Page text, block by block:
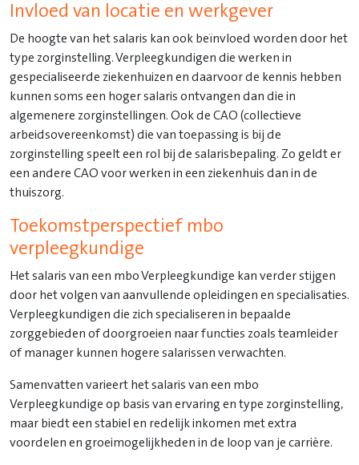
Invloed van locatie en werkgever
De hoogte van het salaris kan ook beïnvloed worden door het
type zorginstelling. Verpleegkundigen die werken in
gespecialiseerde ziekenhuizen en daarvoor de kennis hebben
kunnen soms een hoger salaris ontvangen dan die in
algemenere zorginstellingen. Ook de CAO (collectieve
arbeidsovereenkomst) die van toepassing is bij de
zorginstelling speelt een rol bij de salarisbepaling. Zo geldt er
een andere CAO voor werken in een ziekenhuis dan in de
thuiszorg.
Toekomstperspectief mbo
verpleegkundige
Het salaris van een mbo Verpleegkundige kan verder stijgen
door het volgen van aanvullende opleidingen en specialisaties.
Verpleegkundigen die zich specialiseren in bepaalde
zorggebieden of doorgroeien naar functies zoals teamleider
of manager kunnen hogere salarissen verwachten.
Samenvatten varieert het salaris van een mbo
Verpleegkundige op basis van ervaring en type zorginstelling,
maar biedt een stabiel en redelijk inkomen met extra
voordelen en groeimogelijkheden in de loop van je carrière.